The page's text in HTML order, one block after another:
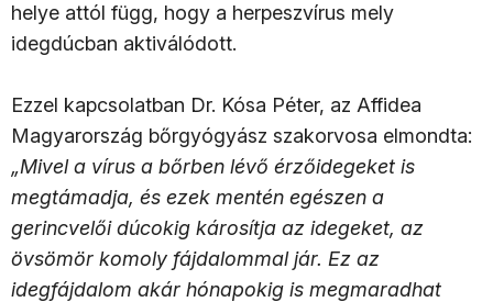
helye attól függ, hogy a herpeszvírus mely
idegdúcban aktiválódott.
Ezzel kapcsolatban Dr. Kósa Péter, az Affidea
Magyarország bőrgyógyász szakorvosa elmondta:
„Mivel a vírus a bőrben lévő érzőidegeket is
megtámadja, és ezek mentén egészen a
gerincvelői dúcokig károsítja az idegeket, az
övsömör komoly fájdalommal jár. Ez az
idegfájdalom akár hónapokig is megmaradhat